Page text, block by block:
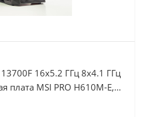
16x5.2 ГГц 8x4.1 ГГц
плата MSI PRO H610M-E,
Память DDR4 32Gb,